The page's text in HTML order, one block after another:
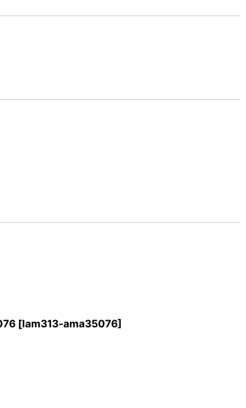
[lam313-ama35076]